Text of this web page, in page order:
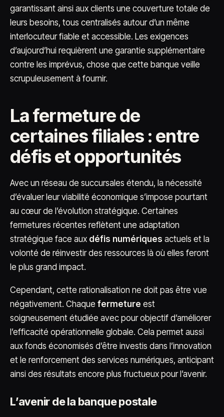
garantissant ainsi aux clients une couverture totale de
leurs besoins, tous centralisés autour d’un même
interlocuteur fiable et accessible. Les exigences
d’aujourd’hui requièrent une garantie supplémentaire
contre les imprévus, chose que cette banque veille
scrupuleusement à fournir.
La fermeture de
certaines filiales : entre
défis et opportunités
Avec un réseau de succursales étendu, la nécessité
d’évaluer leur viabilité économique s’impose pourtant
au cœur de l’évolution stratégique. Certaines
fermetures récentes reflètent une adaptation
stratégique face aux défis numériques actuels et la
volonté de réinvestir des ressources là où elles feront
le plus grand impact.
Cependant, cette rationalisation ne doit pas être vue
négativement. Chaque fermeture est
soigneusement étudiée avec pour objectif d’améliorer
l’efficacité opérationnelle globale. Cela permet aussi
aux fonds économisés d’être investis dans l’innovation
et le renforcement des services numériques, anticipant
ainsi des résultats encore plus fructueux pour l’avenir.
L’avenir de la banque postale